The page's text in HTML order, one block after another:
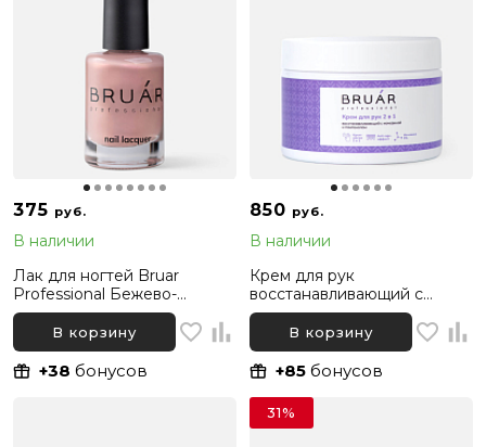
375 руб.
В наличии
Лак для ногтей Bruar
Professional Бежево-
розовый шиммер 069, 11 мл
В корзину
+38 бонусов
850 руб.
В наличии
Крем для рук
восстанавливающий с
мочевиной и пантенолом
Bruar, 300 мл
В корзину
+85 бонусов
31%